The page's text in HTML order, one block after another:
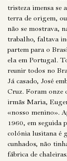
tristeza imensa se
terra de origem,
não se mostrava,
trabalho, faltava
partem para o
ela em Portugal.
reunir todos no
Já casado, José
Cruz. Foram onze
irmãs Maria,
«nosso menino».
1960, em seguida
colónia lusitana é
cunhados, não
fábrica de